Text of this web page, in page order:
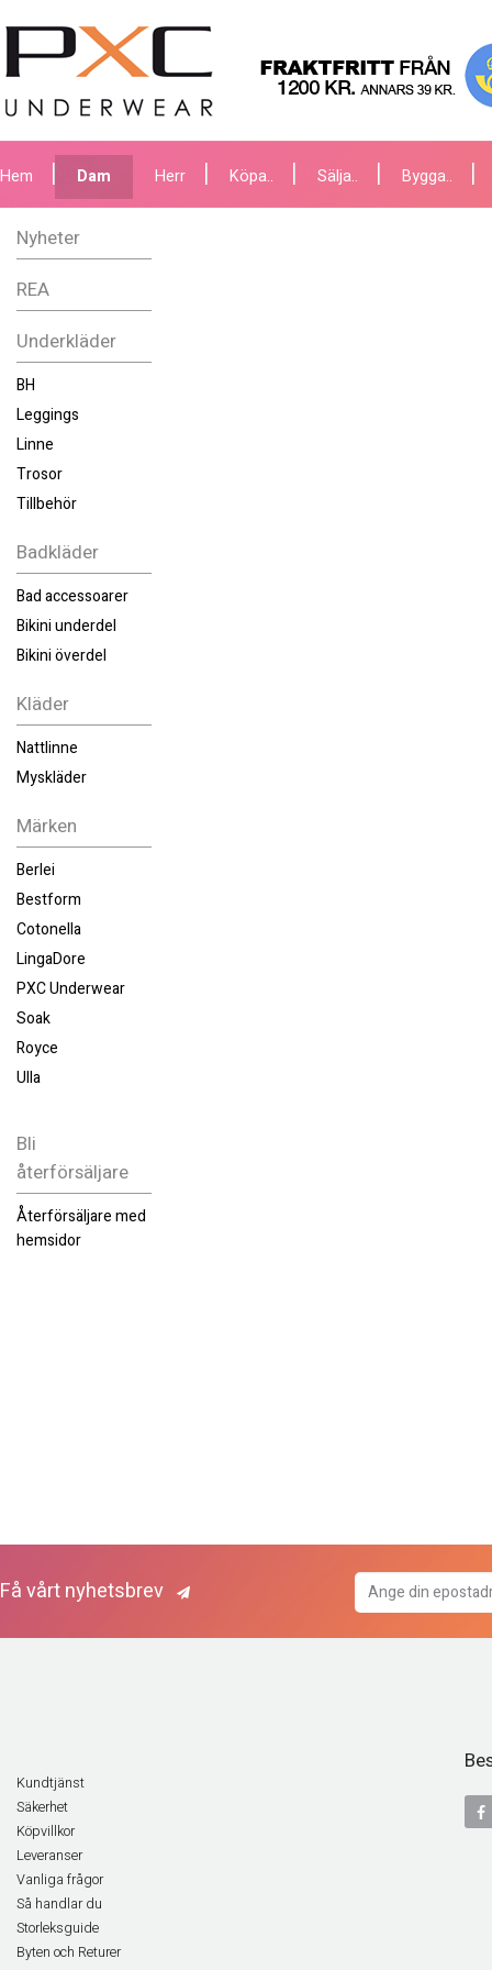
Hem Dam Herr Köpa.. Sälja.. Bygga..
Nyheter
REA
Underkläder
BH
Leggings
Linne
Trosor
Tillbehör
Badkläder
Bad accessoarer
Bikini underdel
Bikini överdel
Kläder
Nattlinne
Myskläder
Märken
Berlei
Bestform
Cotonella
LingaDore
PXC Underwear
Soak
Royce
Ulla
Bli
återförsäljare
Återförsäljare med
hemsidor
Få vårt nyhetsbrev
Kundtjänst
Säkerhet
Köpvillkor
Leveranser
Vanliga frågor
Så handlar du
Storleksguide
Byten och Returer